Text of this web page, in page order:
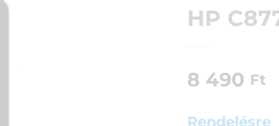
HP
8 490 Ft
Rendelésre